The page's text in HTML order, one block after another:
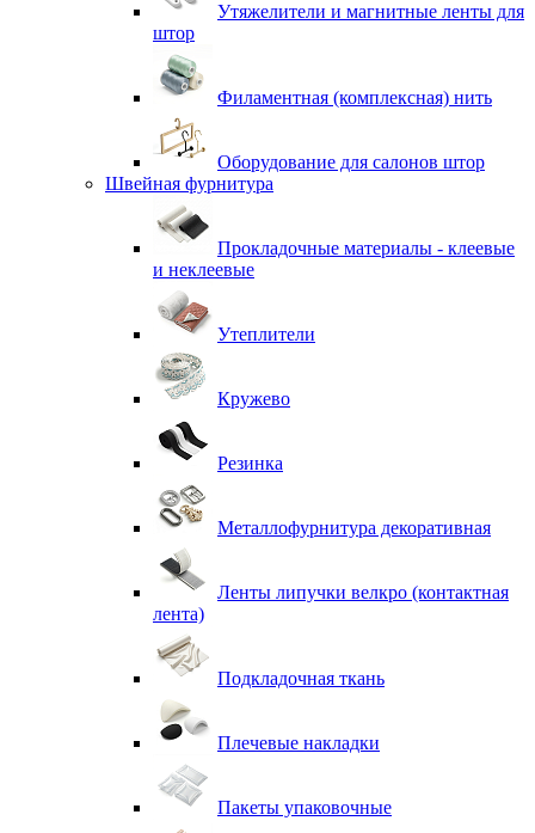
Утяжелители и магнитные ленты для
штор
Филаментная (комплексная) нить
Оборудование для салонов штор
Швейная фурнитура
Прокладочные материалы - клеевые
и неклеевые
Утеплители
Кружево
Резинка
Металлофурнитура декоративная
Ленты липучки велкро (контактная
лента)
Подкладочная ткань
Плечевые накладки
Пакеты упаковочные